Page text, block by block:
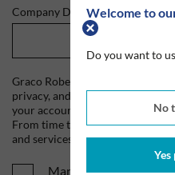
Welcome to
Do you want to
No
Yes
Company Domain*
Graco Roberts is committed to
privacy, and we'll only use your
your account and to provide the
From time to time, we would
and services, as well as other
Mandame tus ofertas